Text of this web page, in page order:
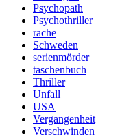
Psychopath
Psychothriller
rache
Schweden
serienmörder
taschenbuch
Thriller
Unfall
USA
Vergangenheit
Verschwinden